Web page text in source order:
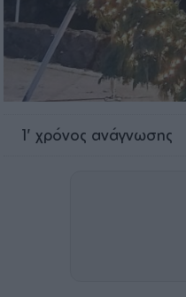
1' χρόνος ανάγνωσης